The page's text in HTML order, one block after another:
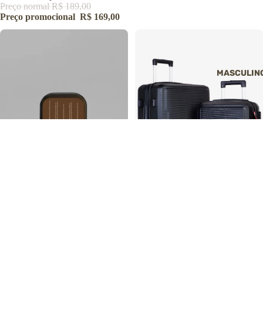
Preço normalR$ 189,00
Preço promocional R$ 169,00